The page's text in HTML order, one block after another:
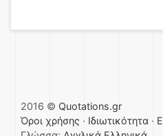
2016 © Quotations.gr
Όροι χρήσης · Ιδιωτικότητα ·